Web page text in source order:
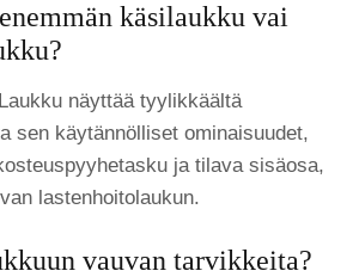
käsilaukku vai
näyttää tyylikkäältä
sen käytännölliset ominaisuudet,
ja tilava sisäosa,
lastenhoitolaukun.
vauvan tarvikkeita?